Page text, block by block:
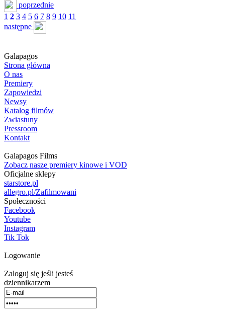
poprzednie
1 2 3 4 5 6 7 8 9 10 11
następne
Galapagos
Strona główna
O nas
Premiery
Zapowiedzi
Newsy
Katalog filmów
Zwiastuny
Pressroom
Kontakt
Galapagos Films
Zobacz nasze premiery kinowe i VOD
Oficjalne sklepy
starstore.pl
allegro.pl/Zafilmowani
Społeczności
Facebook
Youtube
Instagram
Tik Tok
Logowanie
Zaloguj się jeśli jesteś
dziennikarzem